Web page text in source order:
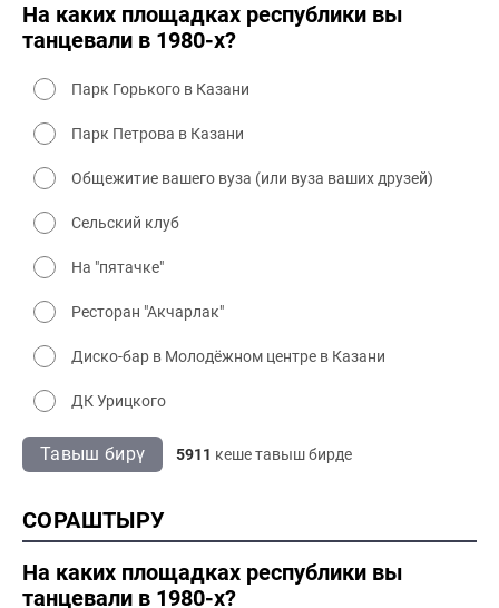
На каких площадках республики вы
танцевали в 1980-х?
Парк Горького в Казани
Парк Петрова в Казани
Общежитие вашего вуза (или вуза ваших друзей)
Сельский клуб
На "пятачке"
Ресторан "Акчарлак"
Диско-бар в Молодёжном центре в Казани
ДК Урицкого
Тавыш бирү 5911 кеше тавыш бирде
СОРАШТЫРУ
На каких площадках республики вы
танцевали в 1980-х?